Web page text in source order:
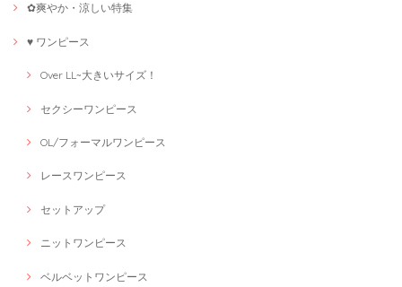
✿爽やか・涼しい特集
♥ ワンピース
Over LL~大きいサイズ！
セクシーワンピース
OL/フォーマルワンピース
レースワンピース
セットアップ
ニットワンピース
ベルベットワンピース